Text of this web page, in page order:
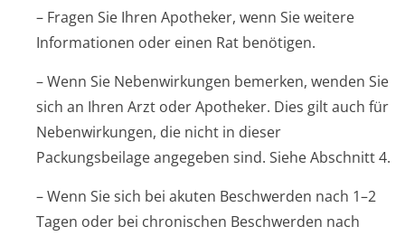
– Fragen Sie Ihren Apotheker, wenn Sie weitere
Informationen oder einen Rat benötigen.
– Wenn Sie Nebenwirkungen bemerken, wenden Sie
sich an Ihren Arzt oder Apotheker. Dies gilt auch für
Nebenwirkungen, die nicht in dieser
Packungsbeilage angegeben sind. Siehe Abschnitt 4.
– Wenn Sie sich bei akuten Beschwerden nach 1–2
Tagen oder bei chronischen Beschwerden nach